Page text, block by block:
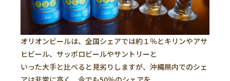
オリオンビールは、全国シェアでは約１％とキリンやアサ
ヒビール、サッポロビールやサントリーと
いった大手と比べると見劣りしますが、沖縄県内でのシェ